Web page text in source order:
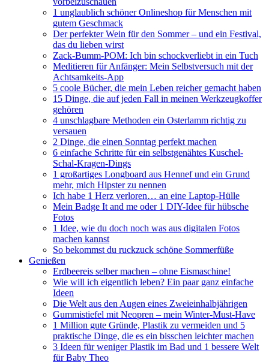
1 unglaublich schöner Onlineshop für Menschen mit
gutem Geschmack
Der perfekter Wein für den Sommer – und ein Festival,
das du lieben wirst
Zack-Bumm-POM: Ich bin schockverliebt in ein Tuch
Meditieren für Anfänger: Mein Selbstversuch mit der
Achtsamkeits-App
5 coole Bücher, die mein Leben reicher gemacht haben
15 Dinge, die auf jeden Fall in meinen Werkzeugkoffer
gehören
4 unschlagbare Methoden ein Osterlamm richtig zu
versauen
2 Dinge, die einen Sonntag perfekt machen
6 einfache Schritte für ein selbstgenähtes Kuschel-
Schal-Kragen-Dings
1 großartiges Longboard aus Hennef und ein Grund
mehr, mich Hipster zu nennen
Ich habe 1 Herz verloren… an eine Laptop-Hülle
Mein Badge It and me oder 1 DIY-Idee für hübsche
Fotos
1 Idee, wie du doch noch was aus digitalen Fotos
machen kannst
So bekommst du ruckzuck schöne Sommerfüße
Genießen
Erdbeereis selber machen – ohne Eismaschine!
Wie will ich eigentlich leben? Ein paar ganz einfache
Ideen
Die Welt aus den Augen eines Zweieinhalbjährigen
Gummistiefel mit Neopren – mein Winter-Must-Have
1 Million gute Gründe, Plastik zu vermeiden und 5
praktische Dinge, die es ein bisschen leichter machen
3 Ideen für weniger Plastik im Bad und 1 bessere Welt
für Baby Theo